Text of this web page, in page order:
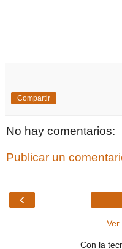
Compartir
No hay comentarios:
Publicar un
‹
Ver
Con la